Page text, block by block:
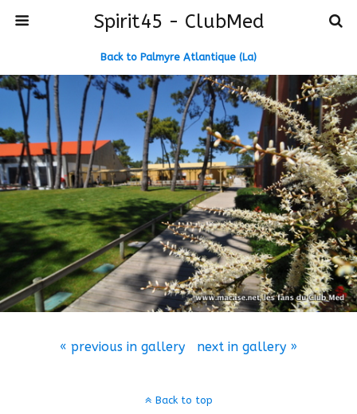
Spirit45 - ClubMed
Back to Palmyre Atlantique (La)
« previous in gallery next in gallery »
Back to top